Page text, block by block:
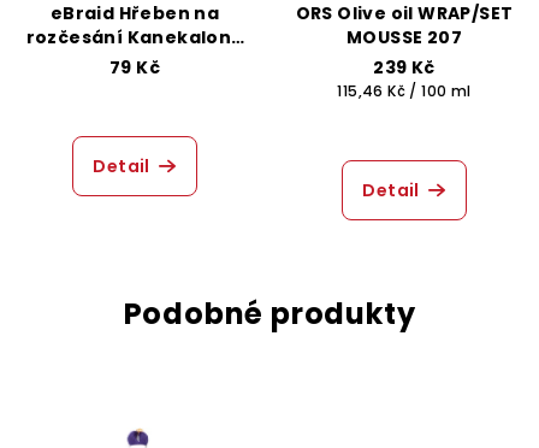
eBraid Hřeben na
rozčesání Kanekalonu
- Růžový
79 Kč
Detail
ORS Olive oil WRAP/SET
MOUSSE 207
239 Kč
Měrná
115,46 Kč / 100 ml
Detail
Podobné produkty